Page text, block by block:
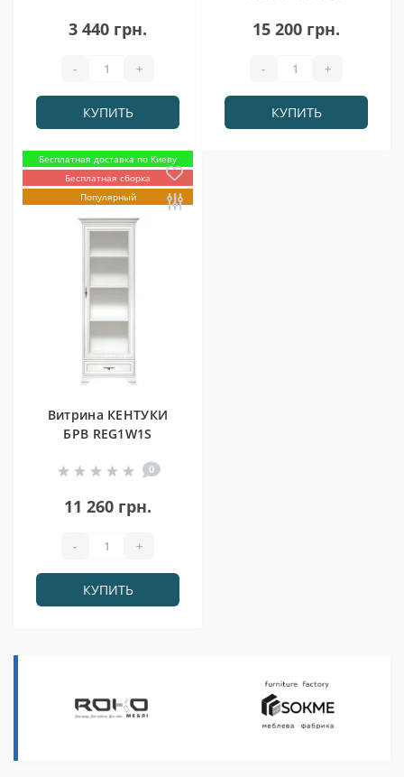
3 440 грн.
- +
КУПИТЬ
15 200 грн.
- +
КУПИТЬ
Бесплатная доставка по Киеву
Бесплатная сборка
Популярный
Витрина КЕНТУКИ
БРВ REG1W1S
0
11 260 грн.
- +
КУПИТЬ